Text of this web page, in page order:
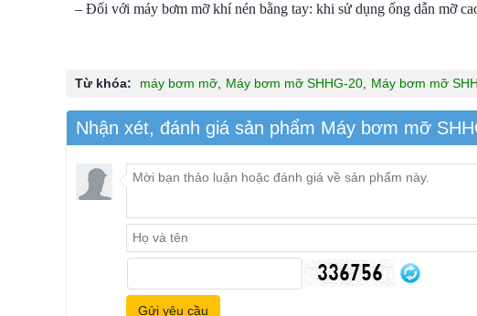
– Đối với máy bơm mỡ khí nén bằng tay: khi sử dụng ống dẫn mỡ
Từ khóa: máy bơm mỡ Máy bơm mỡ SHHG-20 Máy bơm mỡ
Nhận xét, đánh giá sản phẩm Máy bơm mỡ